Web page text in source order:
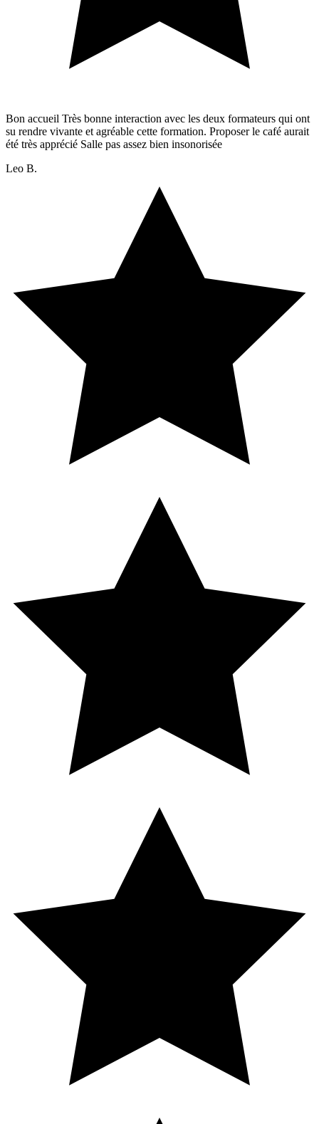
Bon accueil Très bonne interaction avec les deux formateurs qui ont
su rendre vivante et agréable cette formation. Proposer le café aurait
été très apprécié Salle pas assez bien insonorisée
Leo B.